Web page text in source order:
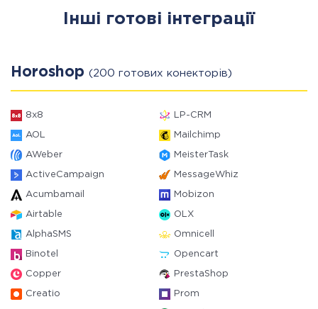
Інші готові інтеграції
Horoshop (200 готових конекторів)
8x8 LP-CRM
AOL Mailchimp
AWeber MeisterTask
ActiveCampaign MessageWhiz
Acumbamail Mobizon
Airtable OLX
AlphaSMS Omnicell
Binotel Opencart
Copper PrestaShop
Creatio Prom